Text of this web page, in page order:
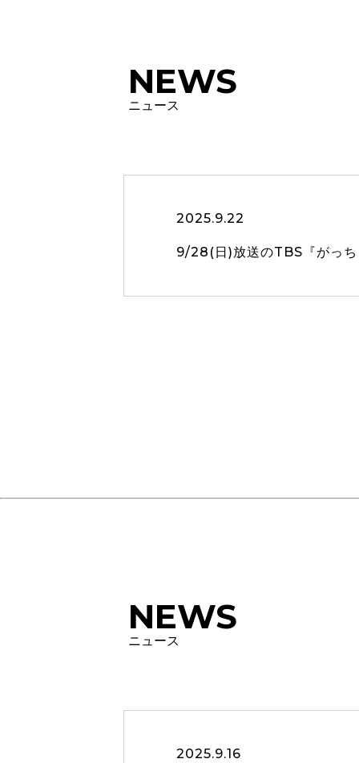
NEWS
ニュース
2025.9.22
9/28(日)放送のTBS『がっ
NEWS
ニュース
2025.9.16